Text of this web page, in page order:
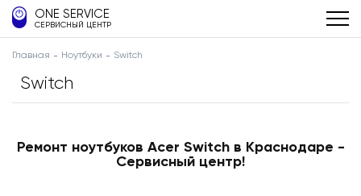
ONE SERVICE
СЕРВИСНЫЙ ЦЕНТР
Главная Ноутбуки Switch
Switch
Ремонт ноутбуков Acer Switch в Краснодаре -
Сервисный центр!